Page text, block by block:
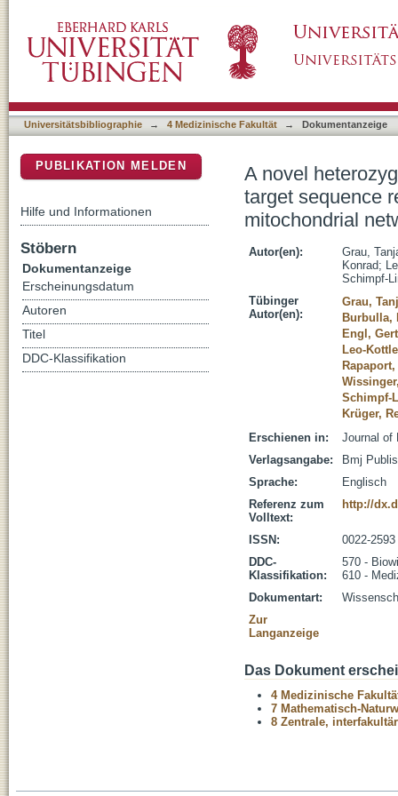
altered steady-state levels and fragmented
Universitätsbibliographie → 4 Medizinische Fakultät → Dokumentanzeige
A novel
target sequence
mitochondrial
Autor(en):
Grau,
Konrad;
Schimpf-
Tübinger
Autor(en):
Grau,
Burbulla,
Engl,
Leo-
Schimpf-
Krüger,
Erschienen in:
Journal of
Verlagsangabe:
Bmj
Sprache:
Englisch
Referenz zum
Volltext:
http://
ISSN:
0022-2593
DDC-
Klassifikation:
570 -
610 -
Dokumentart:
Zur
Langanzeige
Das Dokument
4 Medizinische
7 Mathematisch-
8 Zentrale,
PUBLIKATION MELDEN
Hilfe und Informationen
Stöbern
Dokumentanzeige
Erscheinungsdatum
Autoren
Titel
DDC-Klassifikation